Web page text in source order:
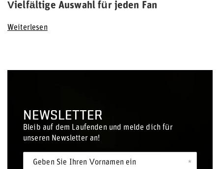
Vielfältige Auswahl für jeden Fan
Weiterlesen
NEWSLETTER
Bleib auf dem Laufenden und melde dich für
unseren Newsletter an!
Geben Sie Ihren Vornamen ein